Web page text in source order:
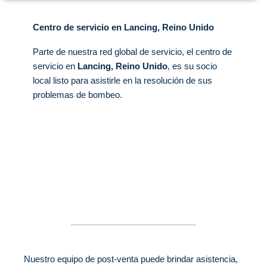
Centro de servicio en Lancing, Reino Unido
Parte de nuestra red global de servicio, el centro de
servicio en Lancing, Reino Unido, es su socio
local listo para asistirle en la resolución de sus
problemas de bombeo.
Nuestro equipo de post-venta puede brindar asistencia,